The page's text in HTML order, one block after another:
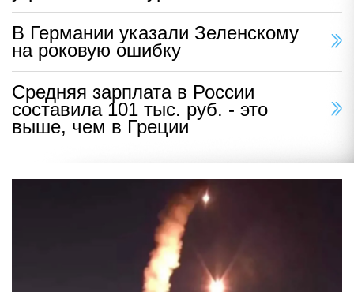
В Германии указали Зеленскому
на роковую ошибку
Средняя зарплата в России
составила 101 тыс. руб. - это
выше, чем в Греции